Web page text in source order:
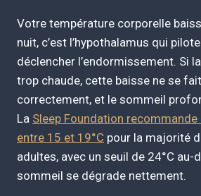
Votre température corporelle
nuit, c’est l’hypothalamus qui
déclencher l’endormissement. Si
trop chaude, cette baisse ne se
correctement, et le sommeil
La Sleep Foundation
entre 15 et 19°C pour la majorité
adultes, avec un seuil de 24°C au-
sommeil se dégrade nettement.